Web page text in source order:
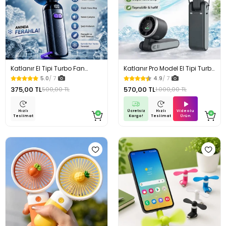
Katlanır El Tipi Turbo Fan
Serinletici Vantilatör 100
Kademeli El Fanı Soğutucu
Vantilatör
5.0/ 7
375,00 TL500,00 TL
Hızlı
Teslimat
Katlanır Pro Model El Tipi Turbo
Fan Serinletici Vantilatör 5
Vitesli El Fanı Soğutucu
Vantilatör
4.9/ 7
570,00 TL1.000,00 TL
Ücretsiz
Kargo!
Hızlı
Teslimat
Videolu
Ürün